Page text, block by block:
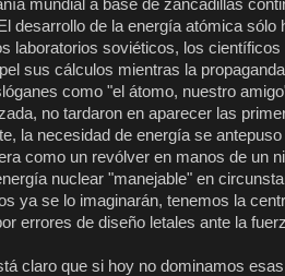
mundial a base de zancadillas
desarrollo de la energía atómica sólo
laboratorios soviéticos, los
sus cálculos mientras la
como "el átomo, nuestro
no tardaron en aparecer las
la necesidad de energía se
como un revólver en manos de un
nuclear "manejable" en
ya se lo imaginarán, tenemos la
errores de diseño letales ante la
claro que si hoy no dominamos